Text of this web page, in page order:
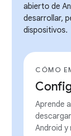
abierto de
desarrollar,
dispositivos.
CÓMO
Aprende
Android y